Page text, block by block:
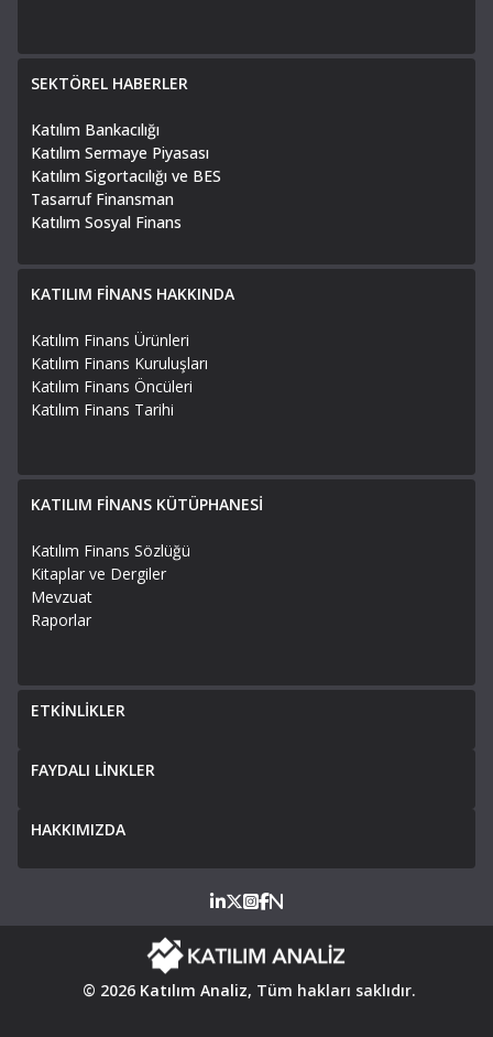
SEKTÖREL HABERLER
Katılım Bankacılığı
Katılım Sermaye Piyasası
Katılım Sigortacılığı ve BES
Tasarruf Finansman
Katılım Sosyal Finans
KATILIM FİNANS HAKKINDA
Katılım Finans Ürünleri
Katılım Finans Kuruluşları
Katılım Finans Öncüleri
Katılım Finans Tarihi
KATILIM FİNANS KÜTÜPHANESİ
Katılım Finans Sözlüğü
Kitaplar ve Dergiler
Mevzuat
Raporlar
ETKİNLİKLER
FAYDALI LİNKLER
HAKKIMIZDA
© 2026 Katılım Analiz, Tüm hakları saklıdır.